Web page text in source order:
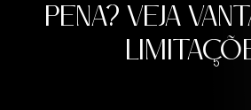
PENA? VEJA